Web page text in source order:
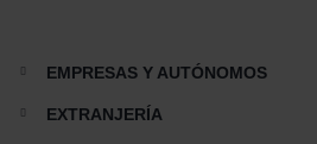
EMPRESAS Y AUTÓNOMOS
EXTRANJERÍA